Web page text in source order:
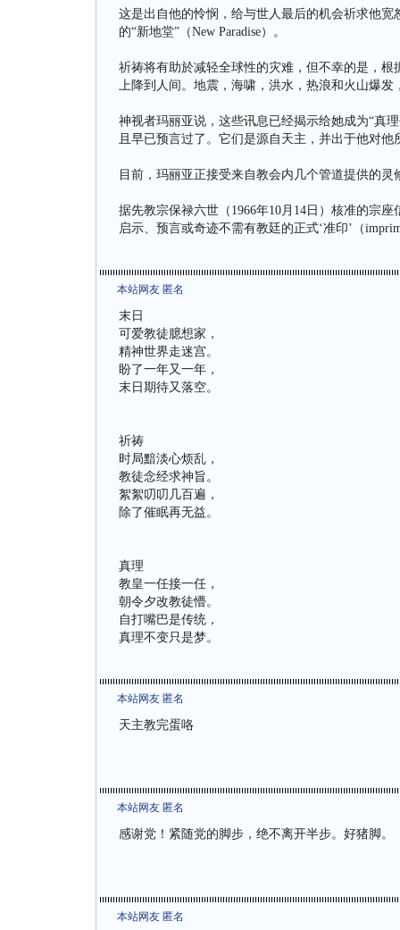
这是出自他的怜悯，给与世人最后的机会祈求他
的“新地堂”（New Paradise）。
祈祷将有助於减轻全球性的灾难，但不幸的是，
上降到人间。地震，海啸，洪水，热浪和火山爆发
神视者玛丽亚说，这些讯息已经揭示给她成为“真
且早已预言过了。它们是源自天主，并出于他对
目前，玛丽亚正接受来自教会内几个管道提供的灵
据先教宗保禄六世（1966年10月14日）核准的宗
启示、预言或奇迹不需有教廷的正式‘准印’（
本站网友 匿名
末日
可爱教徒臆想家，
精神世界走迷宫。
盼了一年又一年，
末日期待又落空。
祈祷
时局黯淡心烦乱，
教徒念经求神旨。
絮絮叨叨几百遍，
除了催眠再无益。
真理
教皇一任接一任，
朝令夕改教徒懵。
自打嘴巴是传统，
真理不变只是梦。
本站网友 匿名
天主教完蛋咯
本站网友 匿名
感谢党！紧随党的脚步，绝不离开半步。好猪脚。
本站网友 匿名